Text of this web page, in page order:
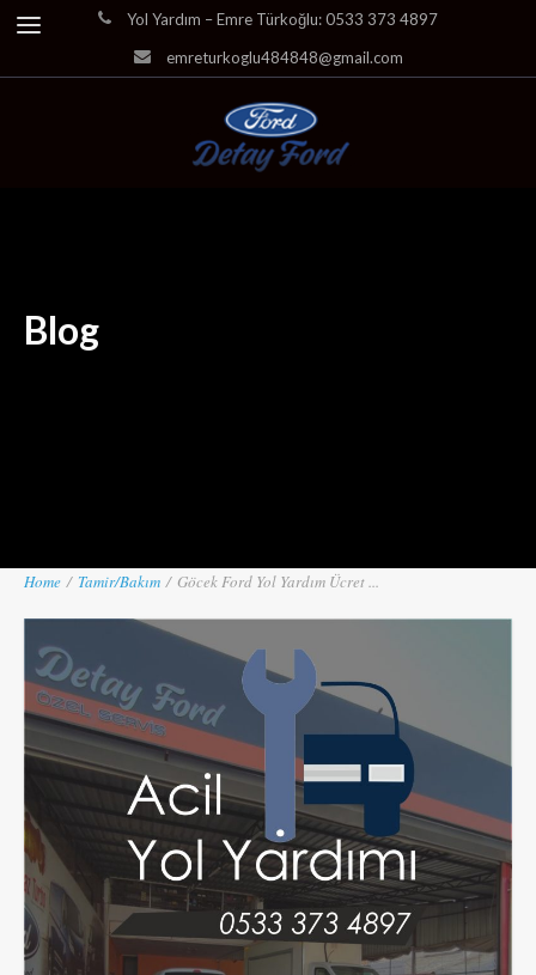
Yol Yardım – Emre Türkoğlu: 0533 373 4897
emreturkoglu484848@gmail.com
Blog
Home / Tamir/Bakım / Göcek Ford Yol Yardım Ücret ...